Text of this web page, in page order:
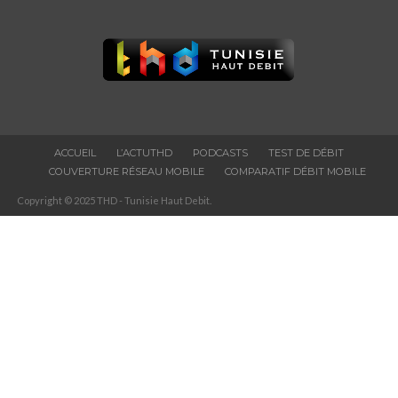
ACCUEIL L’ACTUTHD PODCASTS
TEST DE DÉBIT
COUVERTURE RÉSEAU MOBILE
COMPARATIF DÉBIT MOBILE
Copyright © 2025 THD - Tunisie Haut Debit.